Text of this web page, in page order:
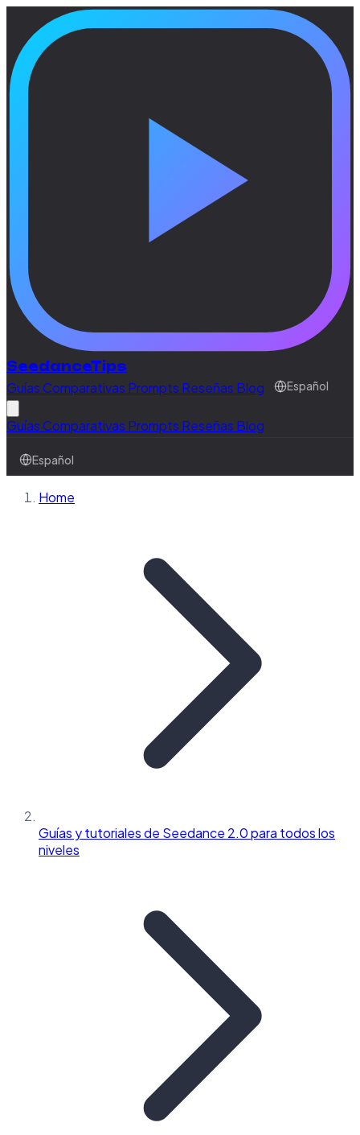
SeedanceTips
GuíasComparativas Prompts Reseñas Blog Español
GuíasComparativas Prompts Reseñas Blog
Español
Home
Guías y tutoriales de Seedance 2.0 para todos los
niveles